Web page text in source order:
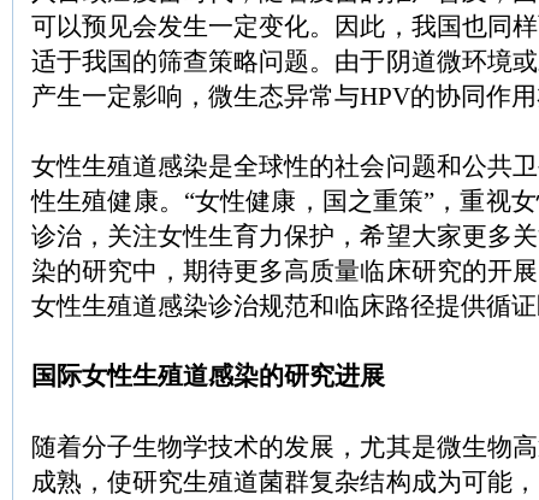
可以预见会发生一定变化。因此，我国也同
适于我国的筛查策略问题。由于阴道微环境
产生一定影响，微生态异常与HPV的协同作
女性生殖道感染是全球性的社会问题和公共
性生殖健康。“女性健康，国之重策”，重视
诊治，关注女性生育力保护，希望大家更多
染的研究中，期待更多高质量临床研究的开
女性生殖道感染诊治规范和临床路径提供循
国际女性生殖道感染的研究进展
随着分子生物学技术的发展，尤其是微生物
成熟，使研究生殖道菌群复杂结构成为可能